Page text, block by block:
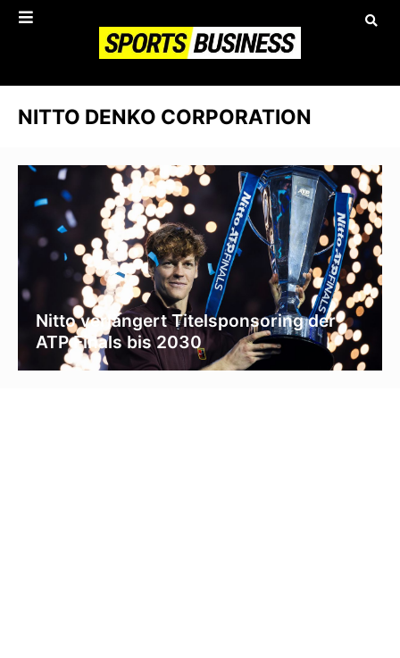
NITTO DENKO CORPORATION
Nitto verlängert Titelsponsoring der
ATP Finals bis 2030